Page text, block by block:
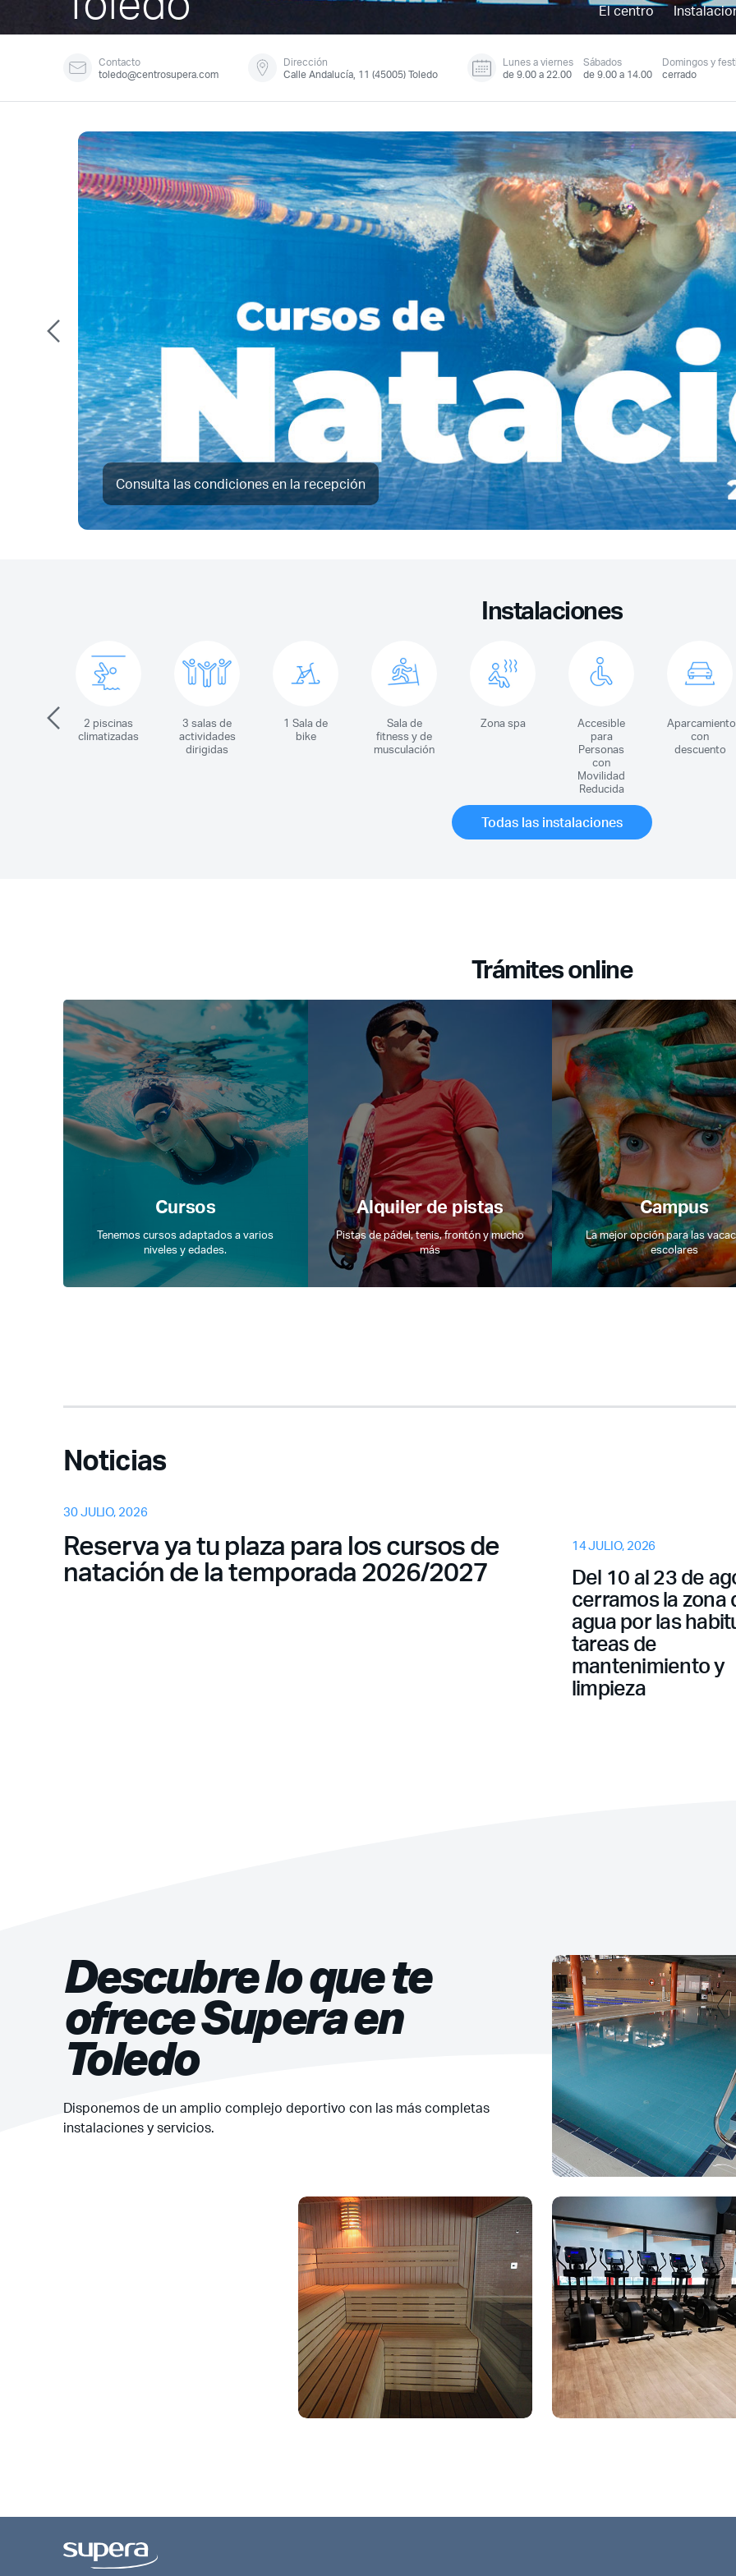
estas registrado?
El centro
Contacto
toledo@centrosupera.com
Dirección
Calle Andalucía, 11 (45005) Toledo
Lunes a viernes
de 9.00 a 22.00
Sábados
de 9.00 a 14.00
Domingos y
cerrado
Consulta las condiciones en la recepción
Instalaciones
2 piscinas
climatizadas
3 salas de
actividades
dirigidas
1 Sala de
bike
Sala de
fitness y de
musculación
Zona spa
Accesible
para
Personas
con
Movilidad
Reducida
Aparcamiento
con
descuento
Todas las instalaciones
Trámites online
Cursos
Tenemos cursos adaptados a varios
niveles y edades.
Alquiler de pistas
Pistas de pádel, tenis, frontón y mucho
más
Campus
La mejor opción para las
escolares
Noticias
30 JULIO, 2026
Reserva ya tu plaza para los cursos de
natación de la temporada 2026/2027
14 JULIO, 2026
Del 10 al 23 de
cerramos la zona
agua por las
tareas de
mantenimiento y
limpieza
Descubre lo que te
ofrece Supera en
Toledo
Disponemos de un amplio complejo deportivo con las más completas
instalaciones y servicios.